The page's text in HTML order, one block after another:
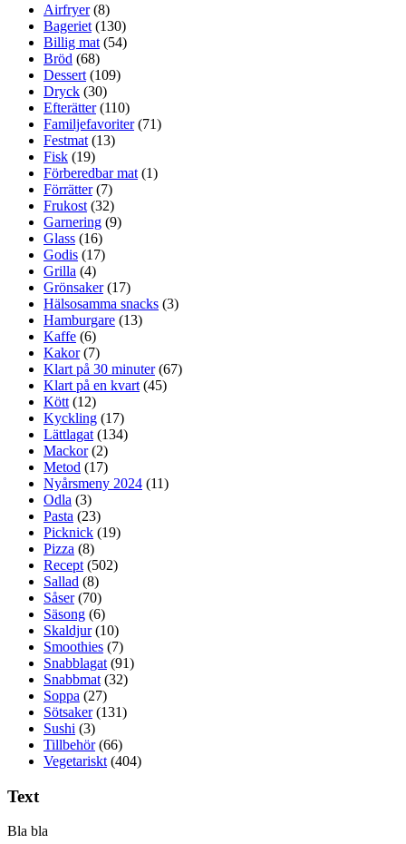
Airfryer(8)
Bageriet (130)
Billig mat (54)
Bröd (68)
Dessert (109)
Dryck (30)
Efterätter(110)
Familjefavoriter(71)
Festmat (13)
Fisk (19)
Förberedbar mat (1)
Förrätter(7)
Frukost (32)
Garnering (9)
Glass (16)
Godis (17)
Grilla (4)
Grönsaker(17)
Hälsosamma snacks (3)
Hamburgare (13)
Kaffe (6)
Kakor(7)
Klart på 30 minuter(67)
Klart på en kvart (45)
Kött (12)
Kyckling (17)
Lättlagat (134)
Mackor(2)
Metod (17)
Nyårsmeny 2024 (11)
Odla (3)
Pasta (23)
Picknick (19)
Pizza (8)
Recept (502)
Sallad (8)
Såser(70)
Säsong (6)
Skaldjur(10)
Smoothies (7)
Snabblagat (91)
Snabbmat (32)
Soppa (27)
Sötsaker(131)
Sushi (3)
Tillbehör(66)
Vegetariskt (404)
Text
Bla bla